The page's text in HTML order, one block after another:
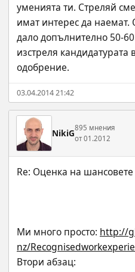
уменията ти. Стреляй
имат интерес да наемат.
дало допълнително 50-
изстреля кандидатурата
одобрение.
03.04.2014 21:42
NikiG895 мнения
от 01.2012
Ми много просто: http://
nz/
Втори абзац: